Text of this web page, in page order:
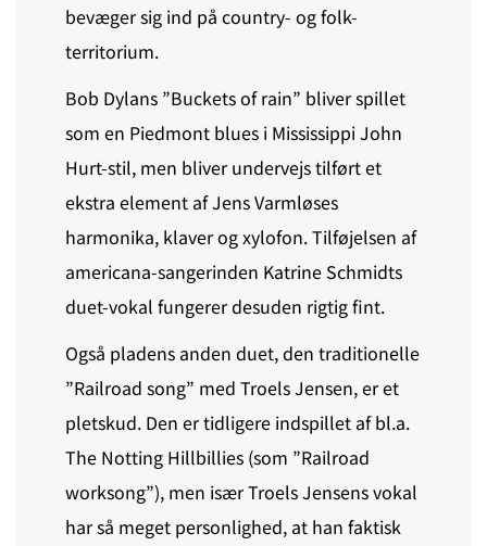
bevæger sig ind på country- og folk-
territorium.
Bob Dylans ”Buckets of rain” bliver spillet
som en Piedmont blues i Mississippi John
Hurt-stil, men bliver undervejs tilført et
ekstra element af Jens Varmløses
harmonika, klaver og xylofon. Tilføjelsen af
americana-sangerinden Katrine Schmidts
duet-vokal fungerer desuden rigtig fint.
Også pladens anden duet, den traditionelle
”Railroad song” med Troels Jensen, er et
pletskud. Den er tidligere indspillet af bl.a.
The Notting Hillbillies (som ”Railroad
worksong”), men især Troels Jensens vokal
har så meget personlighed, at han faktisk